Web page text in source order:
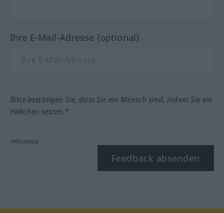
Ihre E-Mail-Adresse (optional)
Bitte bestätigen Sie, dass Sie ein Mensch sind, indem Sie ein
Häkchen setzen.*
*Pflichtfeld
Feedback absenden